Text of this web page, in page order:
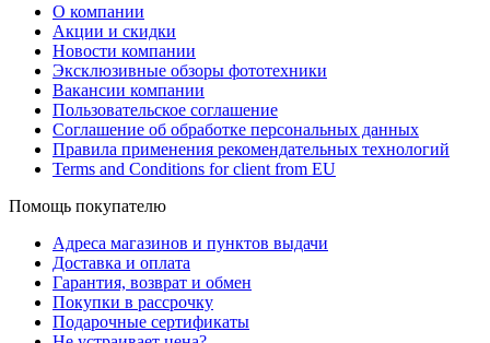
О компании
Акции и скидки
Новости компании
Эксклюзивные обзоры фототехники
Вакансии компании
Пользовательское соглашение
Соглашение об обработке персональных данных
Правила применения рекомендательных технологий
Terms and Conditions for client from EU
Помощь покупателю
Адреса магазинов и пунктов выдачи
Доставка и оплата
Гарантия, возврат и обмен
Покупки в рассрочку
Подарочные сертификаты